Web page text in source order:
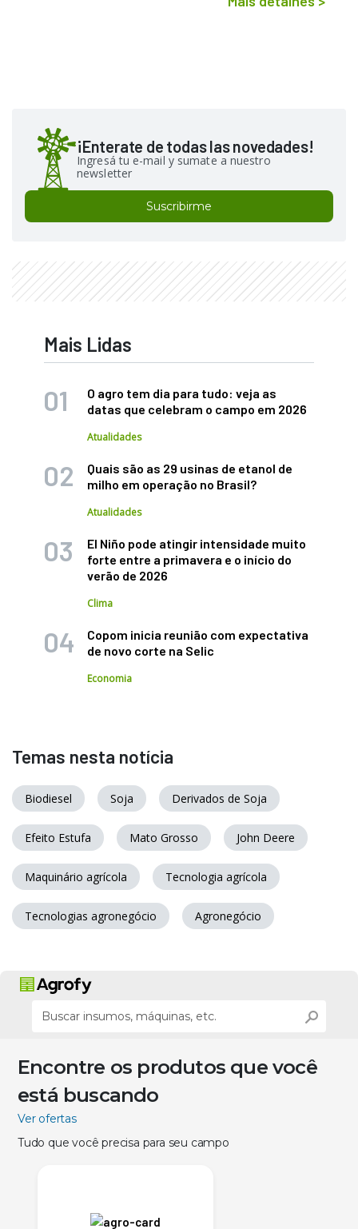
¡Enterate de todas las novedades!
Ingresá tu e-mail y sumate a nuestro
newsletter
Suscribirme
Mais Lidas
O agro tem dia para tudo: veja as
datas que celebram o campo em 2026
Atualidades
Quais são as 29 usinas de etanol de
milho em operação no Brasil?
Atualidades
El Niño pode atingir intensidade muito
forte entre a primavera e o início do
verão de 2026
Clima
Copom inicia reunião com expectativa
de novo corte na Selic
Economia
Temas nesta notícia
Biodiesel Soja Derivados de Soja
Efeito Estufa Mato Grosso John Deere
Maquinário agrícola Tecnologia agrícola
Tecnologias agronegócio Agronegócio
Encontre os produtos que você
está buscando
Ver ofertas
Tudo que você precisa para seu campo